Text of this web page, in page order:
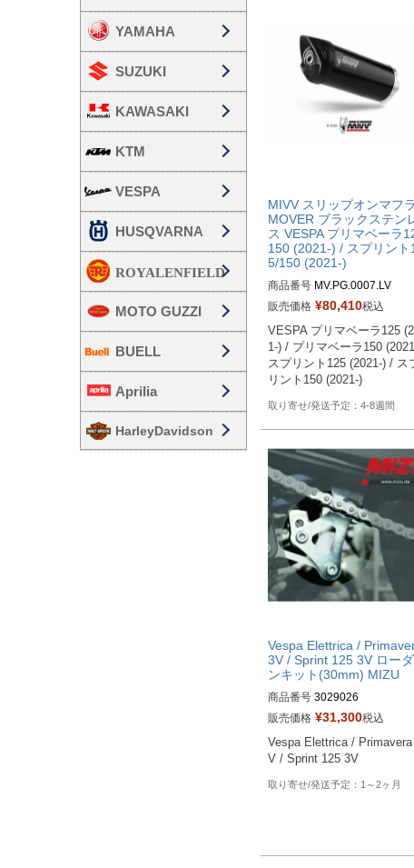
YAMAHA
SUZUKI
KAWASAKI
KTM
VESPA
HUSQVARNA
MOTO GUZZI
BUELL
Aprilia
HarleyDavidson
MIVV スリップオンマフ
MOVER ブラックステン
ス VESPA プリマベーラ
150 (2021-) / スプリント
5/150 (2021-)
商品番号 MV.PG.0007.LV
販売価格 ¥80,410税込
VESPA プリマベーラ125
1-) / プリマベーラ150
スプリント125 (2021-) / ス
リント150 (2021-)
4-8週間
Vespa Elettrica /
3V / Sprint 125 3V ロー
ンキット(30mm) MIZU
商品番号 3029026
販売価格 ¥31,300税込
Vespa Elettrica /
V / Sprint 125 3V
1～2ヶ月